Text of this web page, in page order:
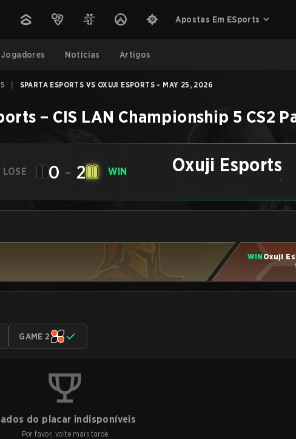
Apostas Em ESports
Jogadores Notícias Artigos
SPARTA ESPORTS VS OXUJI ESPORTS - MAY 25, 2026
– CIS LAN Championship 5 CS2
LOSE 0 - 2 WIN Oxuji Esports
-
WIN Oxuji
GAME 2
do placar indisponíveis
Por favor, volte mais tarde